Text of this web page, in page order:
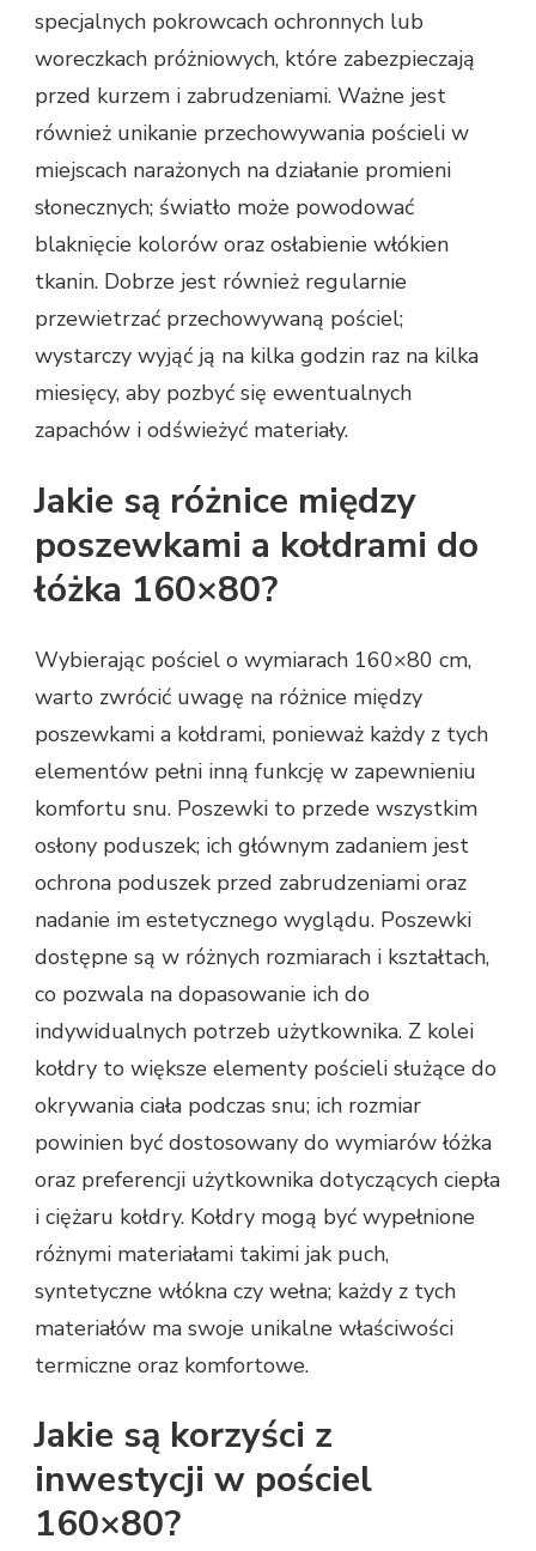
specjalnych pokrowcach ochronnych lub
woreczkach próżniowych, które zabezpieczają
przed kurzem i zabrudzeniami. Ważne jest
również unikanie przechowywania pościeli w
miejscach narażonych na działanie promieni
słonecznych; światło może powodować
blaknięcie kolorów oraz osłabienie włókien
tkanin. Dobrze jest również regularnie
przewietrzać przechowywaną pościel;
wystarczy wyjąć ją na kilka godzin raz na kilka
miesięcy, aby pozbyć się ewentualnych
zapachów i odświeżyć materiały.
Jakie są różnice między
poszewkami a kołdrami do
łóżka 160×80?
Wybierając pościel o wymiarach 160×80 cm,
warto zwrócić uwagę na różnice między
poszewkami a kołdrami, ponieważ każdy z tych
elementów pełni inną funkcję w zapewnieniu
komfortu snu. Poszewki to przede wszystkim
osłony poduszek; ich głównym zadaniem jest
ochrona poduszek przed zabrudzeniami oraz
nadanie im estetycznego wyglądu. Poszewki
dostępne są w różnych rozmiarach i kształtach,
co pozwala na dopasowanie ich do
indywidualnych potrzeb użytkownika. Z kolei
kołdry to większe elementy pościeli służące do
okrywania ciała podczas snu; ich rozmiar
powinien być dostosowany do wymiarów łóżka
oraz preferencji użytkownika dotyczących ciepła
i ciężaru kołdry. Kołdry mogą być wypełnione
różnymi materiałami takimi jak puch,
syntetyczne włókna czy wełna; każdy z tych
materiałów ma swoje unikalne właściwości
termiczne oraz komfortowe.
Jakie są korzyści z
inwestycji w pościel
160×80?